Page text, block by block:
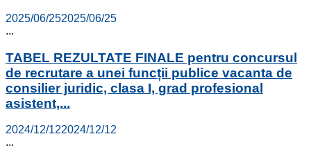
2025/06/252025/06/25
...
TABEL REZULTATE FINALE pentru concursul
de recrutare a unei funcții publice vacanta de
consilier juridic, clasa I, grad profesional
asistent,...
2024/12/122024/12/12
...